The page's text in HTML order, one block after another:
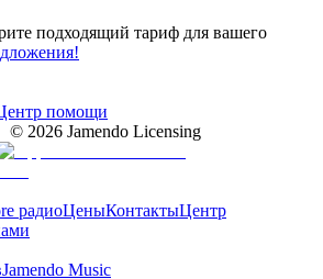
подходящий тариф для вашего
помощи
© 2026 Jamendo Licensing
радиоЦеныКонтактыЦентр
Jamendo Music